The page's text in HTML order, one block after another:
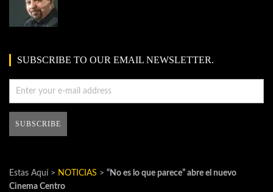
SUBSCRIBE TO OUR EMAIL NEWSLETTER.
Estas Aquí > NOTICIAS > “No es lo que parece” abre el nuevo
Cinema Centro